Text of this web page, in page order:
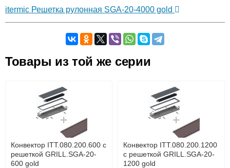
itermic Решетка рулонная SGA-20-4000 gold
Оставьте отзыв
Доставка сантехники по Москве и Московской области
Наличный расчёт
Банковской картой на сайте в режиме реального
времени
Банковской картой при получении товара как при
доставке, так и самовывозом
Интернет-деньгами (Yandex-деньги, Web-money,
Qiwi-кошельки и другие).
Безналичный расчёт (возможно и с НДС)
Товары из той же серии
Конвектор ITT.080.200.600 с
решеткой GRILL.SGA-20-
600 gold
Конвектор ITT.080.200.1200
с решеткой GRILL.SGA-20-
1200 gold